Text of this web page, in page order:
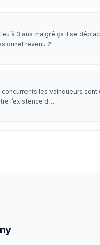
à 3 ans malgré ça il se
revenu 2…
les vainqueurs
l’existence d…